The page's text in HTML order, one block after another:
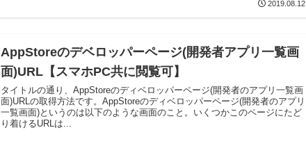
2019.08.12
AppStoreのデベロッパーページ(開発者アプリ一覧画
面)URL【スマホPC共に閲覧可】
タイトルの通り、AppStoreのディベロッパーページ(開発者のアプリ一覧画
面)URLの取得方法です。AppStoreのディベロッパーページ(開発者のアプリ
一覧画面)というのは以下のような画面のこと。いくつかこのページにたど
り着けるURLは...